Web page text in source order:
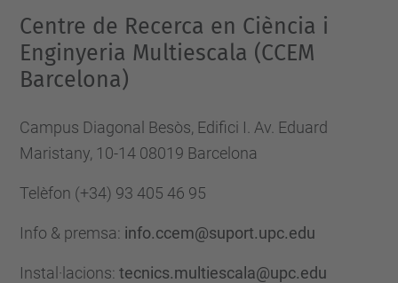
Centre de Recerca en Ciència i
Enginyeria Multiescala (CCEM
Barcelona)
Campus Diagonal Besòs, Edifici I. Av. Eduard
Maristany, 10-14 08019 Barcelona
Telèfon (+34) 93 405 46 95
Info & premsa: info.ccem@suport.upc.edu
Instal·lacions: tecnics.multiescala@upc.edu